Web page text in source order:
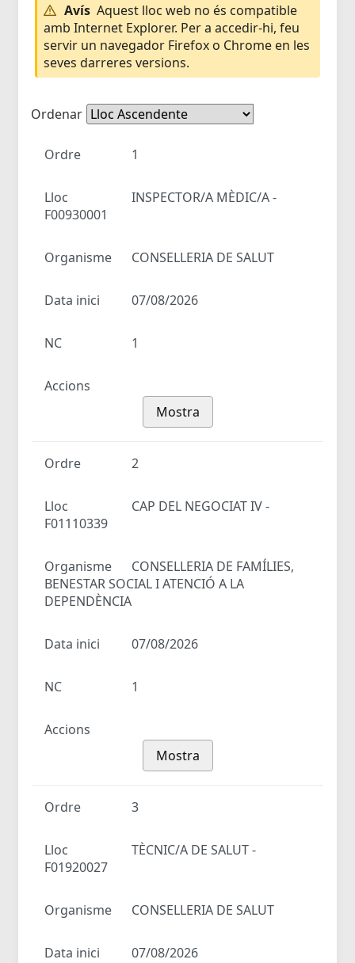
Avís Aquest lloc web no és compatible
amb Internet Explorer. Per a accedir-hi, feu
servir un navegador Firefox o Chrome en les
seves darreres versions.
Ordenar
Ordre 1
Lloc
INSPECTOR/A MÈDIC/A -
F00930001
Organisme CONSELLERIA DE SALUT
Data inici 07/08/2026
NC 1
Accions
Mostra
Ordre 2
Lloc
CAP DEL NEGOCIAT IV -
F01110339
Organisme
CONSELLERIA DE FAMÍLIES,
BENESTAR SOCIAL I ATENCIÓ A LA
DEPENDÈNCIA
Data inici 07/08/2026
NC 1
Accions
Mostra
Ordre 3
Lloc
TÈCNIC/A DE SALUT -
F01920027
Organisme CONSELLERIA DE SALUT
Data inici 07/08/2026